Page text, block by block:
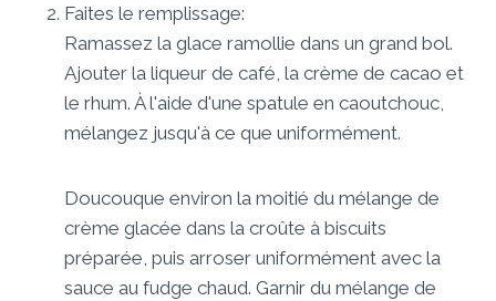
Faites le remplissage:
Ramassez la glace ramollie dans un grand bol.
Ajouter la liqueur de café, la crème de cacao et
le rhum. À l'aide d'une spatule en caoutchouc,
mélangez jusqu'à ce que uniformément.
Doucouque environ la moitié du mélange de
crème glacée dans la croûte à biscuits
préparée, puis arroser uniformément avec la
sauce au fudge chaud. Garnir du mélange de